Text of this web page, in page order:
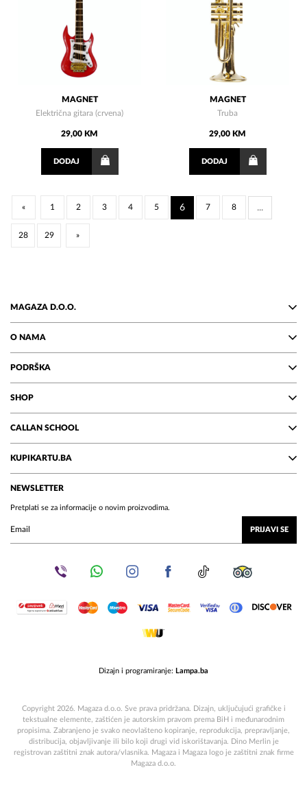
MAGNET
Električna gitara (crvena)
29,00 KM
DODAJ
MAGNET
Truba
29,00 KM
DODAJ
« 1 2 3 4 5 6 7 8 ...
28 29 »
MAGAZA D.O.O.
O NAMA
PODRŠKA
SHOP
CALLAN SCHOOL
KUPIKARTU.BA
NEWSLETTER
Pretplati se za informacije o novim proizvodima.
PRIJAVI SE
Dizajn i programiranje: Lampa.ba
Copyright 2026. Magaza d.o.o. Sve prava pridržana. Dizajn, uključujući grafičke i
tekstualne elemente, zaštićen je autorskim pravom prema BiH i međunarodnim
propisima. Zabranjeno je svako neovlašteno kopiranje, reprodukcija, prepravljanje,
distribucija, objavljivanje ili bilo koji drugi vid iskorištavanja. Dino Merlin je
registrovan zaštitni znak autora/vlasnika. Magaza i Magaza logo je zaštitni znak firme
Magaza d.o.o.